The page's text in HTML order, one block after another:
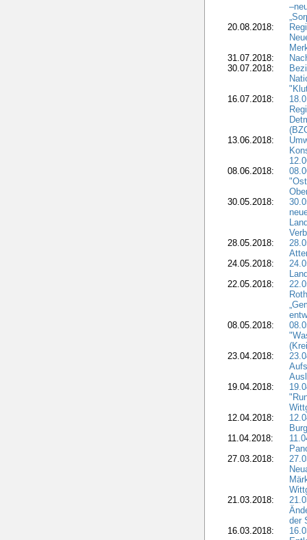
20.08.2018:
31.07.2018:
30.07.2018:
16.07.2018:
13.06.2018:
08.06.2018:
30.05.2018:
28.05.2018:
24.05.2018:
22.05.2018:
08.05.2018:
23.04.2018:
19.04.2018:
12.04.2018:
11.04.2018:
27.03.2018:
21.03.2018:
der
16.03.2018: